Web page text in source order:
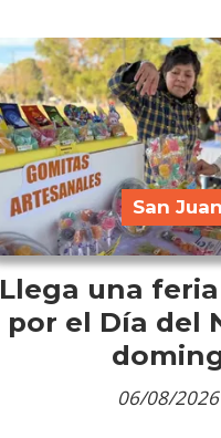
Llega una
por el Día del
San Juan
06/08/2026